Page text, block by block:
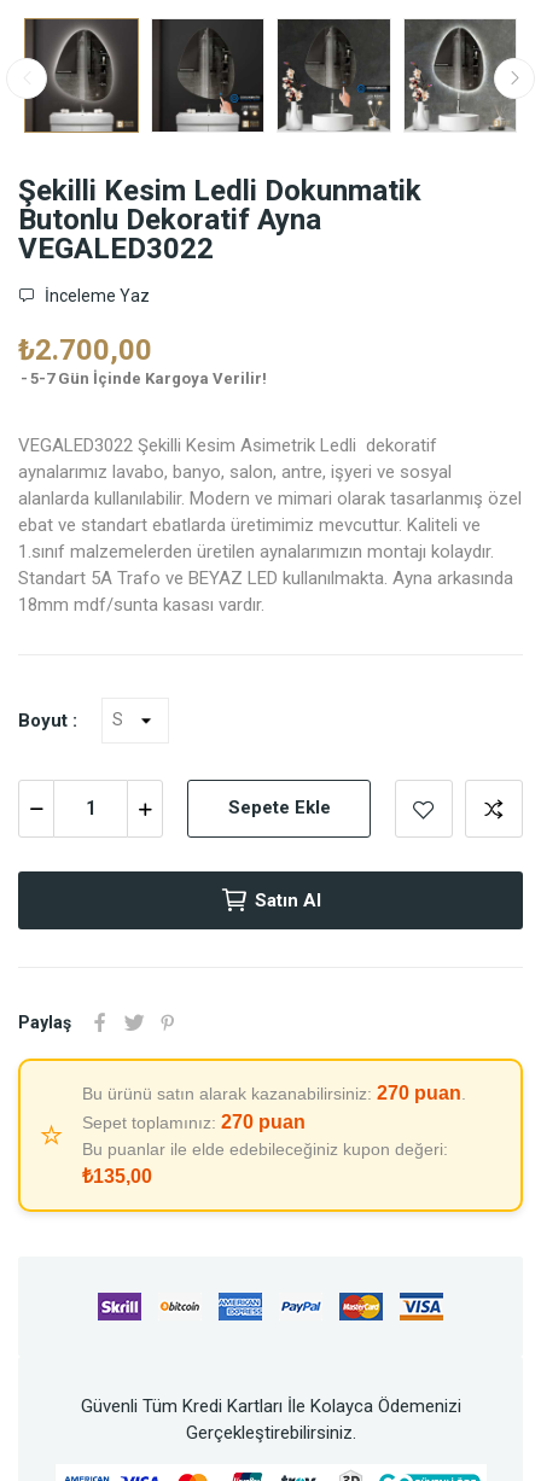
Şekilli Kesim Ledli Dokunmatik
Butonlu Dekoratif Ayna
VEGALED3022
İnceleme Yaz
₺2.700,00
5-7 Gün İçinde Kargoya Verilir!
VEGALED3022 Şekilli Kesim Asimetrik Ledli dekoratif
aynalarımız lavabo, banyo, salon, antre, işyeri ve sosyal
alanlarda kullanılabilir. Modern ve mimari olarak tasarlanmış özel
ebat ve standart ebatlarda üretimimiz mevcuttur. Kaliteli ve
1.sınıf malzemelerden üretilen aynalarımızın montajı kolaydır.
Standart 5A Trafo ve BEYAZ LED kullanılmakta. Ayna arkasında
18mm mdf/sunta kasası vardır.
Boyut :
Sepete Ekle
Satın Al
Paylaş
⭐
Bu ürünü satın alarak kazanabilirsiniz: 270 puan
Sepet toplamınız: 270 puan
Bu puanlar ile elde edebileceğiniz kupon değeri:
₺135,00
Güvenli Tüm Kredi Kartları İle Kolayca Ödemenizi
Gerçekleştirebilirsiniz.